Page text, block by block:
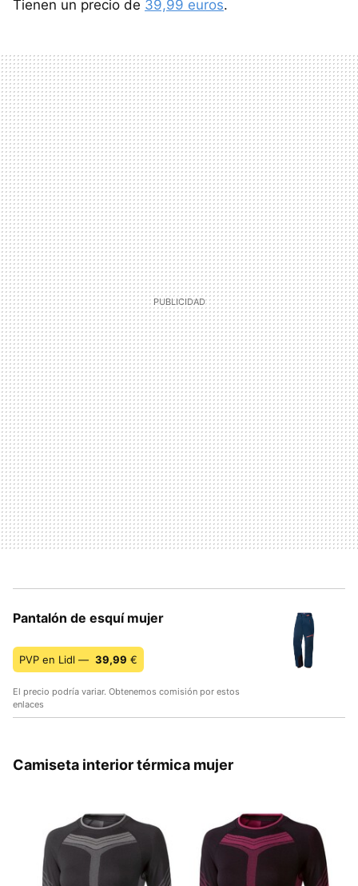
Tienen un precio de 39,99 euros.
Pantalón de esquí mujer
PVP en Lidl — 39,99 €
El precio podría variar. Obtenemos comisión por estos
enlaces
Camiseta interior térmica mujer